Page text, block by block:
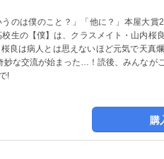
うのは僕のこと？」「他に？」本屋大賞
生の【僕】は、クラスメイト・山内桜
良は病人とは思えないほど元気で天真
な交流が始まった…！読後、みんなが
!
購